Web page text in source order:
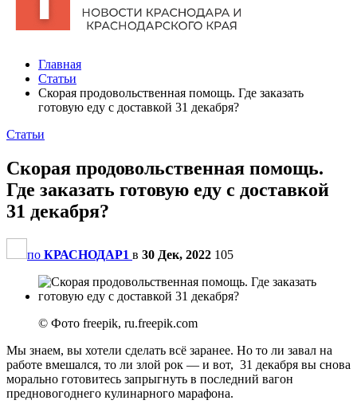
Главная
Статьи
Скорая продовольственная помощь. Где заказать
готовую еду с доставкой 31 декабря?
Статьи
Скорая продовольственная помощь.
Где заказать готовую еду с доставкой
31 декабря?
по КРАСНОДАР1 в 30 Дек, 2022 105
© Фото freepik, ru.freepik.com
Мы знаем, вы хотели сделать всё заранее. Но то ли завал на
работе вмешался, то ли злой рок — и вот, 31 декабря вы снова
морально готовитесь запрыгнуть в последний вагон
предновогоднего кулинарного марафона.